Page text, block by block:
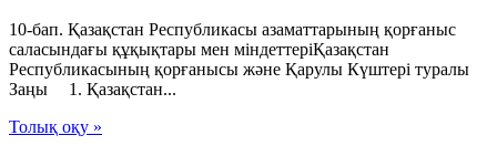
10-бап. Қазақстан Республикасы азаматтарының қорғаныс
саласындағы құқықтары мен міндеттеріҚазақстан
Республикасының қорғанысы және Қарулы Күштері туралы
Заңы 1. Қазақстан...
Толық оқу »